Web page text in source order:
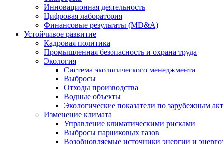
Инновационная деятельность
Цифровая лаборатория
Финансовые результаты (MD&A)
Устойчивое развитие
Кадровая политика
Промышленная безопасность и охрана труда
Экология
Система экологического менеджмента
Выбросы
Отходы производства
Водные объекты
Экологические показатели по зарубежным
Изменение климата
Управление климатическими рисками
Выбросы парниковых газов
Возобновляемые источники энергии и